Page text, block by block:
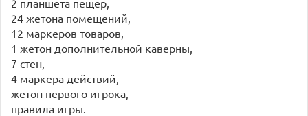
24 жетона помещений,
12 маркеров товаров,
1 жетон дополнительной каверны,
7 стен,
4 маркера действий,
жетон первого игрока,
правила игры.